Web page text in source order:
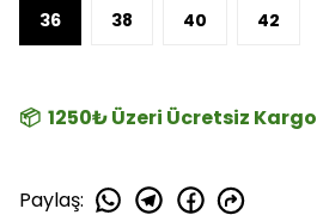
36
38 40 42
📦 1250₺ Üzeri Ücretsiz Kargo
Paylaş: